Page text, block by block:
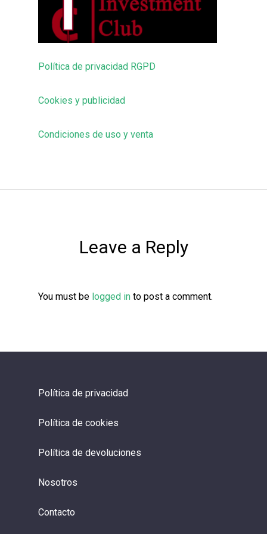
Política de privacidad RGPD
Cookies y publicidad
Condiciones de uso y venta
Leave a Reply
You must be logged in to post a comment.
Política de privacidad
Política de cookies
Política de devoluciones
Nosotros
Contacto